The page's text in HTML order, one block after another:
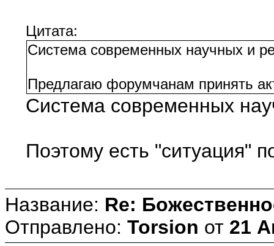
Цитата:
Система современных научных и
Предлагаю форумчанам принять
Система современных
Поэтому есть "ситуация"
Название: Re:
Отправлено: Torsion от 21